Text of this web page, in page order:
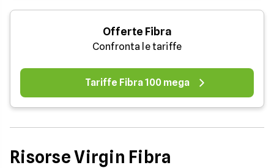
Offerte Fibra
Confronta le tariffe
Tariffe Fibra 100 mega
Risorse Virgin Fibra